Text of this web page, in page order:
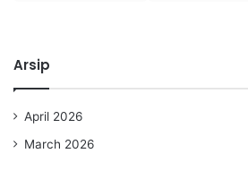
Arsip
April 2026
March 2026